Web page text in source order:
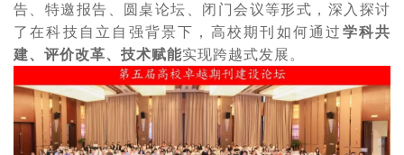
告、特邀报告、圆桌论坛、闭门会议等形式，深入探讨
了在科技自立自强背景下，高校期刊如何通过 学科共
建、评价改革、技术赋能实现跨越式发展。